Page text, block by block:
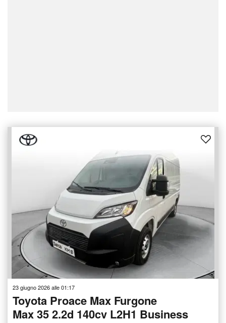
23 giugno 2026 alle 01:17
Toyota Proace Max Furgone
Max 35 2.2d 140cv L2H1 Business